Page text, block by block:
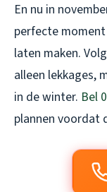
En nu in
perfecte
laten maken.
alleen lekkages,
in de winter. Bel
plannen voordat